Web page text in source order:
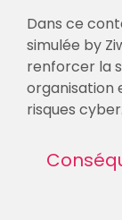
Dans ce
simulée by
renforcer la
organisation
risques cyber.